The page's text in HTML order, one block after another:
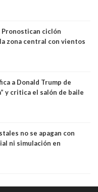
Pronostican ciclón
zona central con vientos
a Donald Trump de
y critica el salón de baile
no se apagan con
ni simulación en
Humanos PUC